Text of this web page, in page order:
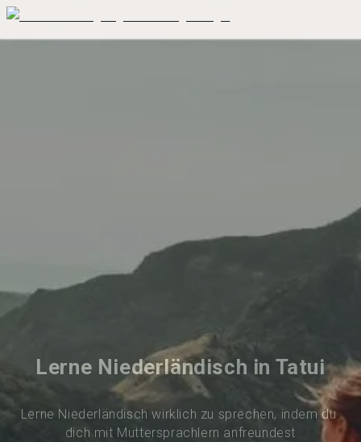
Lerne Niederländisch in Tatui
Lerne Niederländisch wirklich zu sprechen, indem du
dich mit Muttersprachlern anfreundest